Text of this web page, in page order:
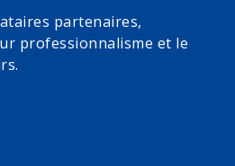
partenaires,
professionnalisme et le